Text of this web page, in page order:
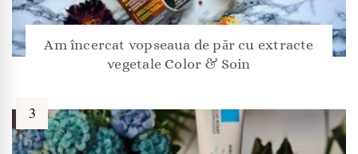
Am încercat vopseaua de păr cu extracte
vegetale Color & Soin